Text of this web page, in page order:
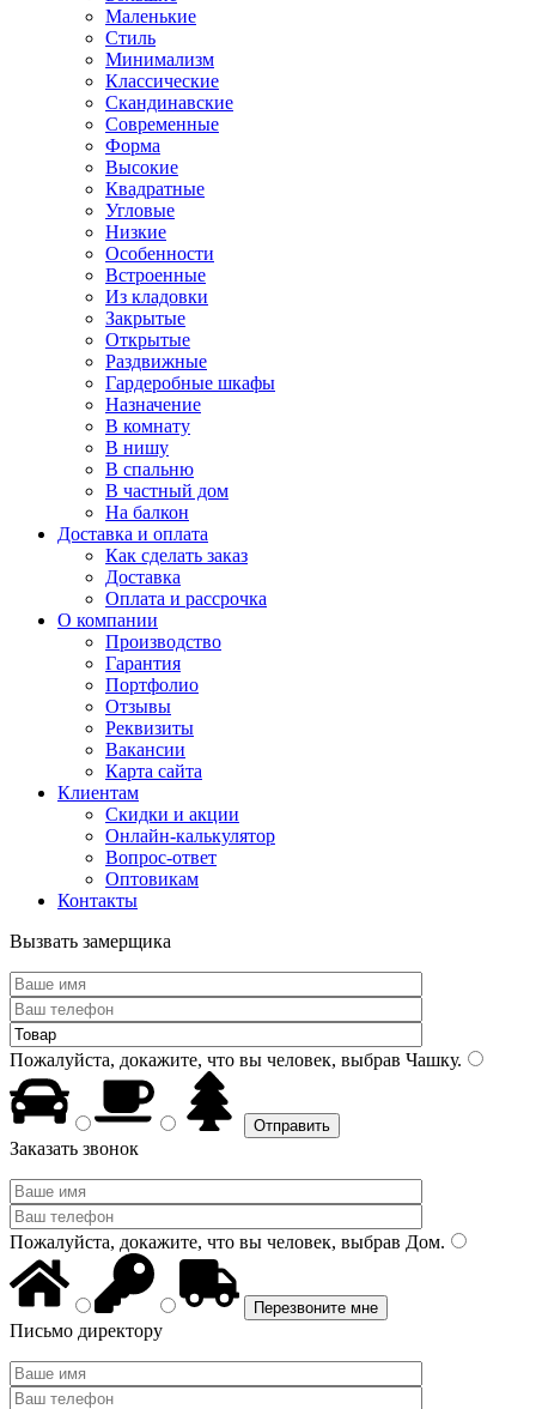
Маленькие
Стиль
Минимализм
Классические
Скандинавские
Современные
Форма
Высокие
Квадратные
Угловые
Низкие
Особенности
Встроенные
Из кладовки
Закрытые
Открытые
Раздвижные
Гардеробные шкафы
Назначение
В комнату
В нишу
В спальню
В частный дом
На балкон
Доставка и оплата
Как сделать заказ
Доставка
Оплата и рассрочка
О компании
Производство
Гарантия
Портфолио
Отзывы
Реквизиты
Вакансии
Карта сайта
Клиентам
Скидки и акции
Онлайн-калькулятор
Вопрос-ответ
Оптовикам
Контакты
Вызвать замерщика
Пожалуйста, докажите, что вы человек, выбрав Чашку.
Заказать звонок
Пожалуйста, докажите, что вы человек, выбрав Дом.
Письмо директору